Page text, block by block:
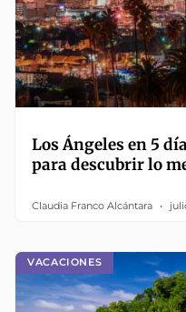
Los Ángeles en 5
para descubrir lo
Claudia Franco Alcántara
VACACIONES